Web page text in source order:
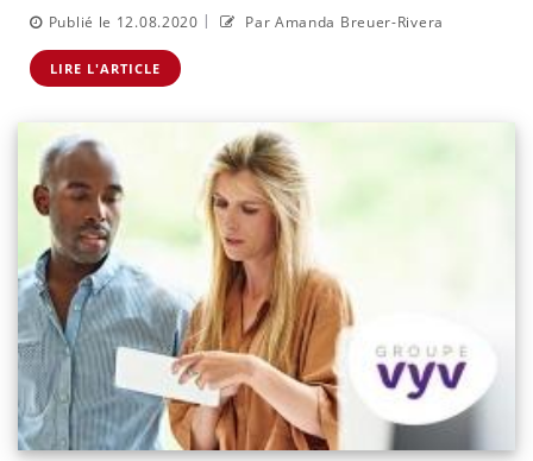
Publié le 12.08.2020 | Par Amanda Breuer-Rivera
LIRE L'ARTICLE